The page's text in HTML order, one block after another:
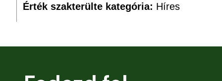
Érték szakterülte kategória: Híres